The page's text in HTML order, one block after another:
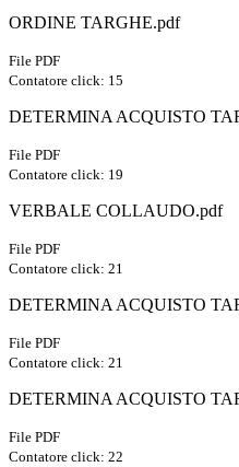
ORDINE TARGHE.pdf
File PDF
Contatore click: 15
DETERMINA ACQUISTO
File PDF
Contatore click: 19
VERBALE COLLAUDO.pdf
File PDF
Contatore click: 21
DETERMINA ACQUISTO
File PDF
Contatore click: 21
DETERMINA ACQUISTO
File PDF
Contatore click: 22